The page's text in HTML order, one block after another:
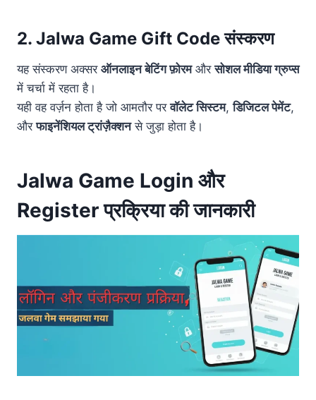
2. Jalwa Game Gift Code संस्करण
यह संस्करण अक्सर ऑनलाइन बेटिंग फ़ोरमऔरसोशल मीडिया ग्रुप्स
में चर्चा में रहता है।
यही वह वर्ज़न होता है जो आमतौर परवॉलेट सिस्टम,डिजिटल पेमेंट,
औरफाइनेंशियल ट्रांज़ैक्शनसे जुड़ा होता है।
Jalwa Game Login और
Register प्रक्रिया की जानकारी